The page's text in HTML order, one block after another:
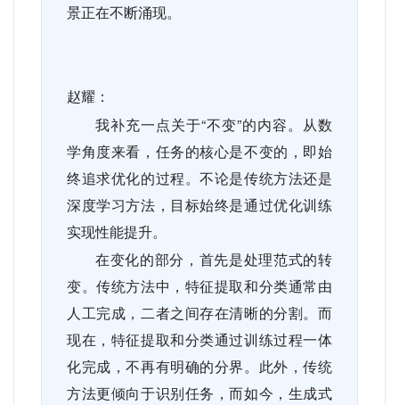
景正在不断涌现。
赵耀：
我补充一点关于“不变”的内容。从数
学角度来看，任务的核心是不变的，即始
终追求优化的过程。不论是传统方法还是
深度学习方法，目标始终是通过优化训练
实现性能提升。
在变化的部分，首先是处理范式的转
变。传统方法中，特征提取和分类通常由
人工完成，二者之间存在清晰的分割。而
现在，特征提取和分类通过训练过程一体
化完成，不再有明确的分界。此外，传统
方法更倾向于识别任务，而如今，生成式